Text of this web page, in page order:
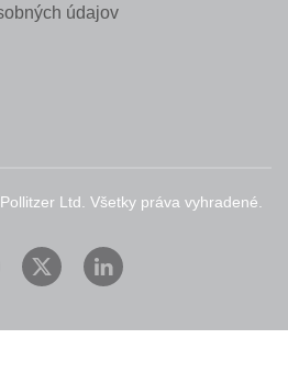
údajov
Ltd. Všetky práva vyhradené.